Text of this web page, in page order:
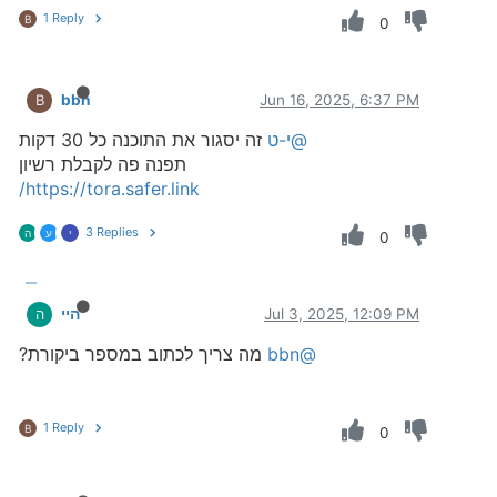
B 1 Reply 0
B bbn Jun 16, 2025, 6:37 PM
@י-ט זה יסגור את התוכנה כל 30 דקות
תפנה פה לקבלת רשיון
https://tora.safer.link/
ה ע י 3 Replies 0
ה היי Jul 3, 2025, 12:09 PM
@bbn מה צריך לכתוב במספר ביקורת?
B 1 Reply 0